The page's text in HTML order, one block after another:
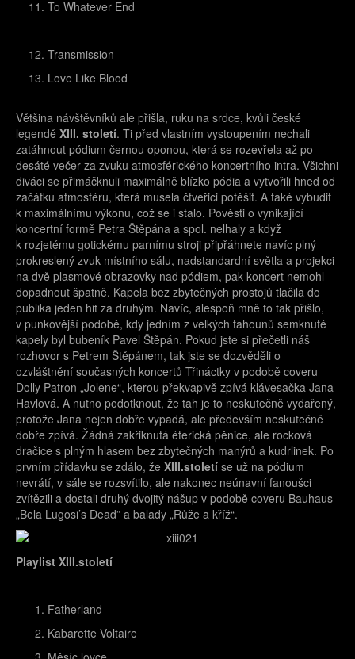
To Whatever End
Transmission
Love Like Blood
Většina návštěvníků ale přišla, ruku na srdce, kvůli české
legendě XIII. století. Ti před vlastním vystoupením nechali
zatáhnout pódium černou oponou, která se rozevřela až po
desáté večer za zvuku atmosférického koncertního intra. Všichni
diváci se přimáčknuli maximálně blízko pódia a vytvořili hned od
začátku atmosféru, která musela čtveřici potěšit. A také vybudit
k maximálnímu výkonu, což se i stalo. Pověsti o vynikající
koncertní formě Petra Štěpána a spol. nelhaly a když
k rozjetému gotickému parnímu stroji připřáhnete navíc plný
prokreslený zvuk místního sálu, nadstandardní světla a projekci
na dvě plasmové obrazovky nad pódiem, pak koncert nemohl
dopadnout špatně. Kapela bez zbytečných prostojů tlačila do
publika jeden hit za druhým. Navíc, alespoň mně to tak přišlo,
v punkovější podobě, kdy jedním z velkých tahounů semknuté
kapely byl bubeník Pavel Štěpán. Pokud jste si přečetli náš
rozhovor s Petrem Štěpánem, tak jste se dozvěděli o
ozvláštnění současných koncertů Třináctky v podobě coveru
Dolly Patron „Jolene“, kterou překvapivě zpívá klávesačka Jana
Havlová. A nutno podotknout, že tah je to neskutečně vydařený,
protože Jana nejen dobře vypadá, ale především neskutečně
dobře zpívá. Žádná zakřiknutá éterická pěnice, ale rocková
dračice s plným hlasem bez zbytečných manýrů a kudrlinek. Po
prvním přídavku se zdálo, že XIII.století se už na pódium
nevrátí, v sále se rozsvítilo, ale nakonec neúnavní fanoušci
zvítězili a dostali druhý dvojitý nášup v podobě coveru Bauhaus
„Bela Lugosi’s Dead” a balady „Růže a kříž“.
Playlist XIII.století
Fatherland
Kabarette Voltaire